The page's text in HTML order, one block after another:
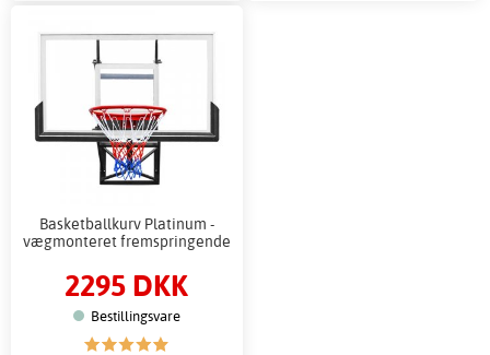
Basketballkurv Platinum -
vægmonteret fremspringende
2295 DKK
Bestillingsvare